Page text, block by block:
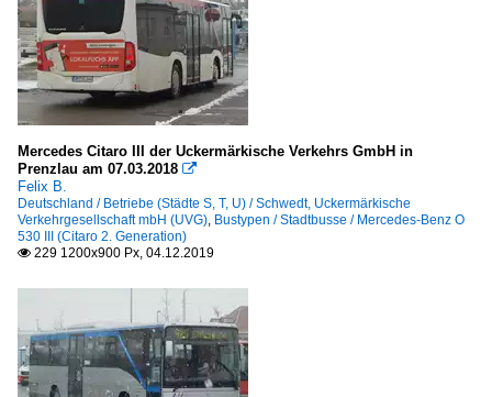
Mercedes Citaro III der Uckermärkische Verkehrs GmbH in
Prenzlau am 07.03.2018 
Felix B.
Deutschland / Betriebe (Städte S, T, U) / Schwedt, Uckermärkische
Verkehrgesellschaft mbH (UVG), Bustypen / Stadtbusse / Mercedes-Benz O
530 III (Citaro 2. Generation)
 229 1200x900 Px, 04.12.2019